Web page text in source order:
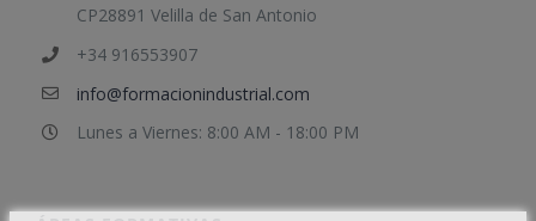
CP28891 Velilla de San Antonio
+34 916553907
info@formacionindustrial.com
Lunes a Viernes: 8:00 AM - 18:00 PM